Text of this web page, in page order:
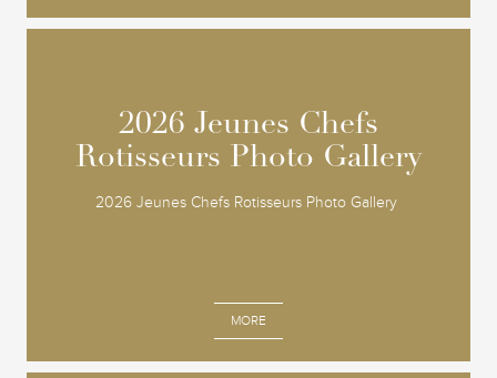
2026 Jeunes Chefs
Rotisseurs Photo Gallery
2026 Jeunes Chefs Rotisseurs Photo Gallery
MORE
2026 Jeunes Chefs
Rotisseurs Photo Gallery